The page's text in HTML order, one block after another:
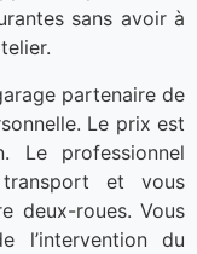
sans avoir à
partenaire de
Le prix est
Le professionnel
et vous
deux-roues. Vous
l’intervention du